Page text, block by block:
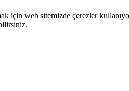
için web sitemizde çerezler